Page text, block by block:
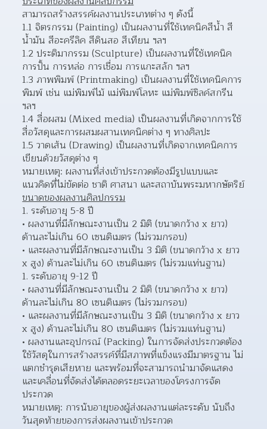
สามารถสร้างสรรค์ผลงานประเภทต่าง ๆ ดังนี้
1.1 จิตรกรรม (Painting) เป็นผลงานที่ใช้เทคนิคสีน้ำ สี
น้ำมัน สีอะครีลิค สีดินสอ สีเทียน ฯลฯ
1.2 ประติมากรรม (Sculpture) เป็นผลงานที่ใช้เทคนิค
การปั้น การหล่อ การเชื่อม การแกะสลัก ฯลฯ
1.3 ภาพพิมพ์ (Printmaking) เป็นผลงานที่ใช้เทคนิคการ
พิมพ์ เช่น แม่พิมพ์ไม้ แม่พิมพ์โลหะ แม่พิมพ์ซิลค์สกรีน
ฯลฯ
1.4 สื่อผสม (Mixed media) เป็นผลงานที่เกิดจากการใช้
สื่อวัสดุและการผสมผสานเทคนิคต่าง ๆ ทางศิลปะ
1.5 วาดเส้น (Drawing) เป็นผลงานที่เกิดจากเทคนิคการ
เขียนด้วยวัสดุต่าง ๆ
หมายเหตุ: ผลงานที่ส่งเข้าประกวดต้องมีรูปแบบและ
แนวคิดที่ไม่ขัดต่อ ชาติ ศาสนา และสถาบันพระมหากษัตริย์
ขนาดของผลงานศิลปกรรม
ระดับอายุ 5-8 ปี
ผลงานที่มีลักษณะงานเป็น 2 มิติ (ขนาดกว้าง x ยาว)
ด้านละไม่เกิน 60 เซนติเมตร (ไม่รวมกรอบ)
และผลงานที่มีลักษณะงานเป็น 3 มิติ (ขนาดกว้าง x ยาว
x สูง) ด้านละไม่เกิน 60 เซนติเมตร (ไม่รวมแท่นฐาน)
ระดับอายุ 9-12 ปี
ผลงานที่มีลักษณะงานเป็น 2 มิติ (ขนาดกว้าง x ยาว)
ด้านละไม่เกิน 80 เซนติเมตร (ไม่รวมกรอบ)
และผลงานที่มีลักษณะงานเป็น 3 มิติ (ขนาดกว้าง x ยาว
x สูง) ด้านละไม่เกิน 80 เซนติเมตร (ไม่รวมแท่นฐาน)
ผลงานและอุปกรณ์ (Packing) ในการจัดส่งประกวดต้อง
ใช้วัสดุในการสร้างสรรค์ที่มีสภาพที่แข็งแรงมีมาตรฐาน ไม่
แตกชำรุดเสียหาย และพร้อมที่จะสามารถนำมาจัดแสดง
และเคลื่อนที่จัดส่งได้ตลอดระยะเวลาของโครงการจัด
ประกวด
หมายเหตุ: การนับอายุของผู้ส่งผลงานแต่ละระดับ นับถึง
วันสุดท้ายของการส่งผลงานเข้าประกวด